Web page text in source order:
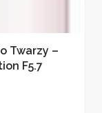
Twarzy –
F5.7